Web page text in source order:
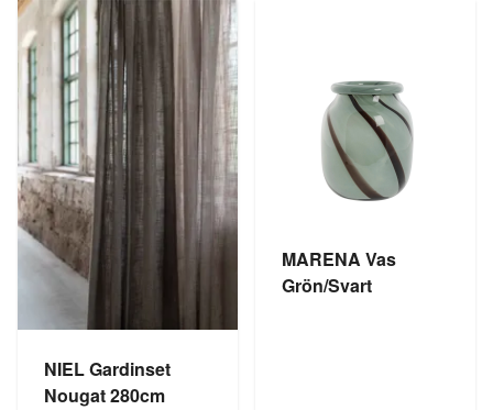
NIEL Gardinset
Nougat 280cm
MARENA Vas
Grön/Svart